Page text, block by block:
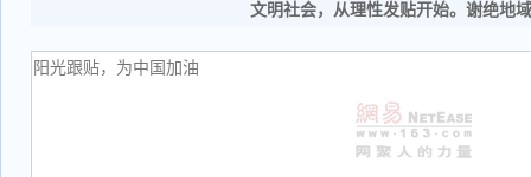
文明社会，从理性发贴开始。谢绝地